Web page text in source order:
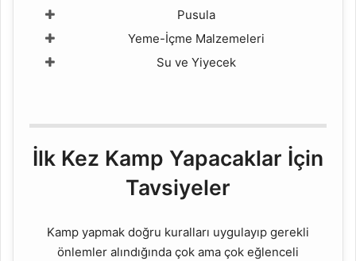
Pusula
Yeme-İçme Malzemeleri
Su ve Yiyecek
İlk Kez Kamp Yapacaklar İçin
Tavsiyeler
Kamp yapmak doğru kuralları uygulayıp gerekli
önlemler alındığında çok ama çok eğlenceli